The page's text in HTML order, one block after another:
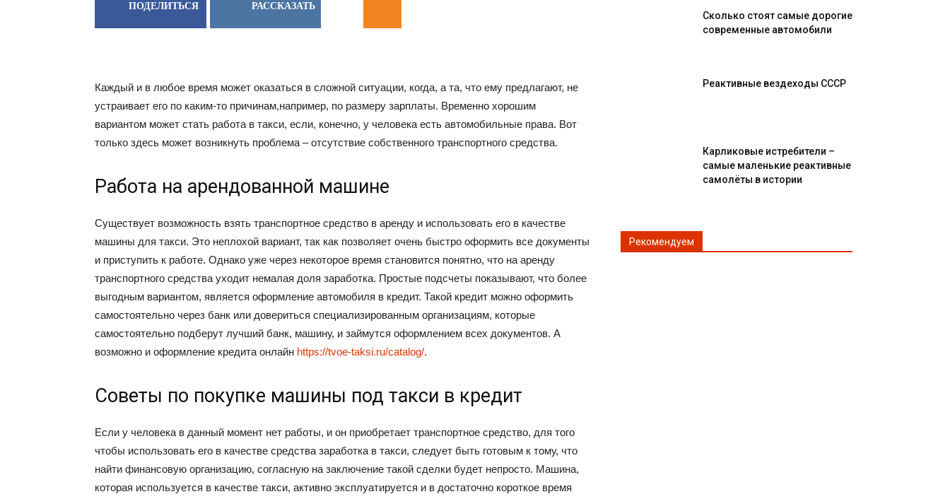
ПОДЕЛИТЬСЯ РАССКАЗАТЬ
Каждый и в любое время может оказаться в сложной ситуации, когда, а та, что ему предлагают, не
устраивает его по каким-то причинам,например, по размеру зарплаты. Временно хорошим
вариантом может стать работа в такси, если, конечно, у человека есть автомобильные права. Вот
только здесь может возникнуть проблема – отсутствие собственного транспортного средства.
Работа на арендованной машине
Существует возможность взять транспортное средство в аренду и использовать его в качестве
машины для такси. Это неплохой вариант, так как позволяет очень быстро оформить все документы
и приступить к работе. Однако уже через некоторое время становится понятно, что на аренду
транспортного средства уходит немалая доля заработка. Простые подсчеты показывают, что более
выгодным вариантом, является оформление автомобиля в кредит. Такой кредит можно оформить
самостоятельно через банк или довериться специализированным организациям, которые
самостоятельно подберут лучший банк, машину, и займутся оформлением всех документов. А
возможно и оформление кредита онлайн https://tvoe-taksi.ru/catalog/.
Советы по покупке машины под такси в кредит
Если у человека в данный момент нет работы, и он приобретает транспортное средство, для того
чтобы использовать его в качестве средства заработка в такси, следует быть готовым к тому, что
найти финансовую организацию, согласную на заключение такой сделки будет непросто. Машина,
которая используется в качестве такси, активно эксплуатируется и в достаточно короткое время
Сколько стоят самые дорогие
современные автомобили
Реактивные вездеходы СССР
Карликовые истребители –
самые маленькие реактивные
самолёты в истории
Рекомендуем